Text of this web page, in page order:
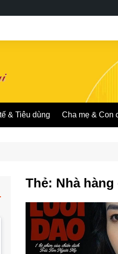
& Tiêu dùng Cha mẹ & Con
Thẻ: Nhà